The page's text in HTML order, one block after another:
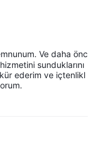
Ve daha önc
sunduklarını
ederim ve içtenlikl